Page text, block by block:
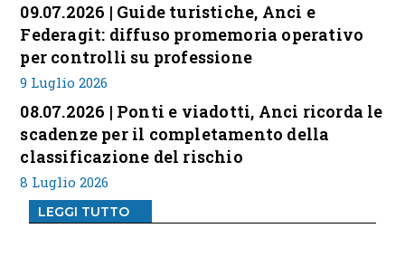
09.07.2026 | Guide turistiche, Anci e
Federagit: diffuso promemoria operativo
per controlli su professione
9 Luglio 2026
08.07.2026 | Ponti e viadotti, Anci ricorda le
scadenze per il completamento della
classificazione del rischio
8 Luglio 2026
LEGGI TUTTO